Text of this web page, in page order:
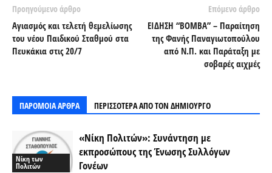
Προηγούμενο άρθρο
Αγιασμός και τελετή θεμελίωσης
του νέου Παιδικού Σταθμού στα
Πευκάκια στις 20/7
Επόμενο άρθρο
ΕΙΔΗΣΗ “ΒΟΜΒΑ” – Παραίτηση
της Φανής Παναγιωτοπούλου
από Ν.Π. και Παράταξη με
σοβαρές αιχμές
ΠΑΡΟΜΟΙΑ ΑΡΘΡΑ ΠΕΡΙΣΣΟΤΕΡΑ ΑΠΟ ΤΟΝ ΔΗΜΙΟΥΡΓΟ
Νίκη των
Πολιτών
«Νίκη Πολιτών»: Συνάντηση με
εκπροσώπους της Ένωσης Συλλόγων
Γονέων